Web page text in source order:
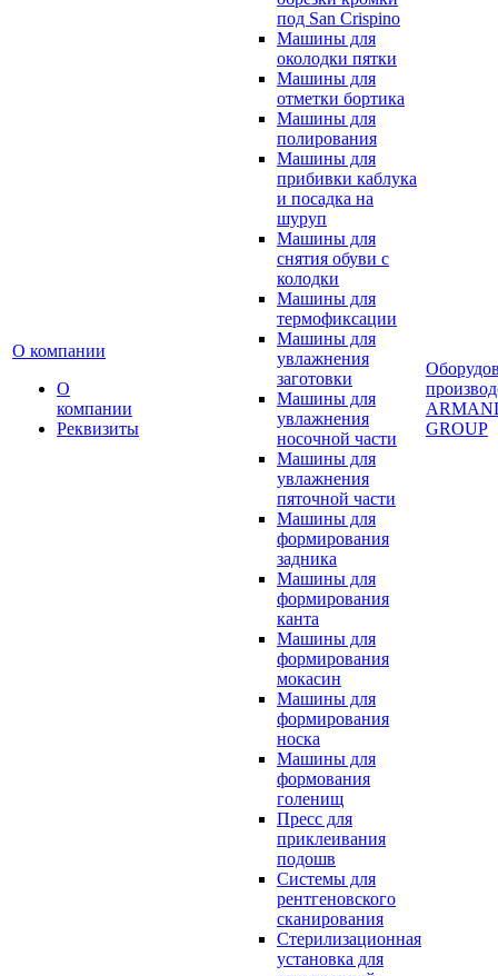
О компании
О
компании
Реквизиты
под San Crispino
Машины для
околодки пятки
Машины для
отметки бортика
Машины для
полирования
Машины для
прибивки каблука
и посадка на
шуруп
Машины для
снятия обуви с
колодки
Машины для
термофиксации
Машины для
увлажнения
заготовки
Машины для
увлажнения
носочной части
Машины для
увлажнения
пяточной части
Машины для
формирования
задника
Машины для
формирования
канта
Машины для
формирования
мокасин
Машины для
формирования
носка
Машины для
формования
голенищ
Пресс для
приклеивания
подошв
Системы для
рентгеновского
сканирования
Стерилизационная
установка для
GROUP